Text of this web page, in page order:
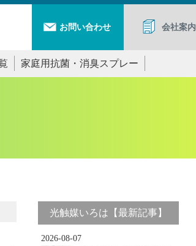
お問い合わせ 会社案内
家庭用抗菌・消臭スプレー
光触媒いろは【最新記事】
2026-08-07